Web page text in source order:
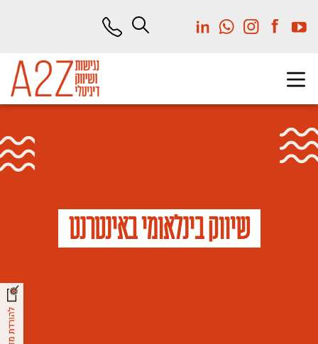
שיווק בינלאומי באינטרנט